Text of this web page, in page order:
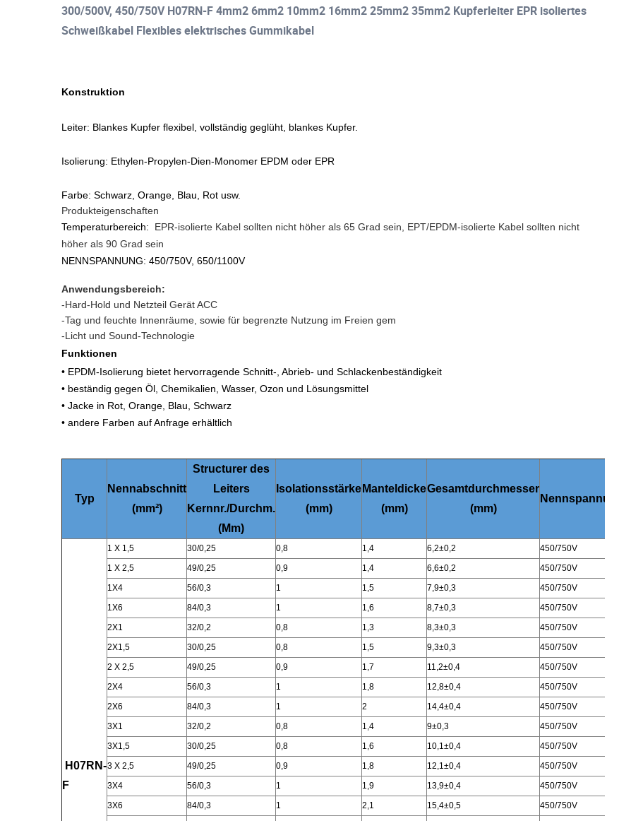
300/500V, 450/750V H07RN-F 4mm2 6mm2 10mm2 16mm2 25mm2 35mm2 Kupferleiter EPR isoliertes
Schweißkabel Flexibles elektrisches Gummikabel
Konstruktion
Leiter: Blankes Kupfer flexibel, vollständig geglüht, blankes Kupfer.
Isolierung: Ethylen-Propylen-Dien-Monomer EPDM oder EPR
Farbe: Schwarz, Orange, Blau, Rot usw.
Produkteigenschaften
Temperaturbereich:
EPR-isolierte Kabel sollten nicht höher als 65 Grad sein, EPT/EPDM-isolierte Kabel sollten nicht
höher als 90 Grad sein
NENNSPANNUNG: 450/750V, 650/1100V
Anwendungsbereich:
-Hard-Hold und Netzteil Gerät ACC
-Tag und feuchte Innenräume, sowie für begrenzte Nutzung im Freien gem
-Licht und Sound-Technologie
Funktionen
• EPDM-Isolierung bietet hervorragende Schnitt-, Abrieb- und Schlackenbeständigkeit
• beständig gegen Öl, Chemikalien, Wasser, Ozon und Lösungsmittel
• Jacke in Rot, Orange, Blau, Schwarz
• andere Farben auf Anfrage erhältlich
Typ
Nennabschnitt
(mm²)
Structurer des
Leiters
Kernnr./Durchm.
(Mm)
Isolationsstärke
(mm)
Manteldicke
(mm)
Gesamtdurchmesser
(mm)
Nennspannung
H07RN-
F
1 X 1,5 30/0,25 0,8 1,4 6,2±0,2 450/750V
1 X 2,5
49/0,25 0,9 1,4 6,6±0,2 450/750V
1X4
56/0,3 1 1,5 7,9±0,3 450/750V
1X6
84/0,3 1 1,6 8,7±0,3 450/750V
2X1
32/0,2 0,8 1,3 8,3±0,3 450/750V
2X1,5
30/0,25 0,8 1,5 9,3±0,3 450/750V
2 X 2,5
49/0,25 0,9 1,7 11,2±0,4 450/750V
2X4
56/0,3 1 1,8 12,8±0,4 450/750V
2X6
84/0,3 1 2 14,4±0,4 450/750V
3X1
32/0,2 0,8 1,4 9±0,3 450/750V
3X1,5
30/0,25 0,8 1,6 10,1±0,4 450/750V
3 X 2,5
49/0,25 0,9 1,8 12,1±0,4 450/750V
3X4
56/0,3 1 1,9 13,9±0,4 450/750V
3X6
84/0,3 1 2,1 15,4±0,5 450/750V